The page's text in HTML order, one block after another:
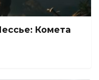
Комета